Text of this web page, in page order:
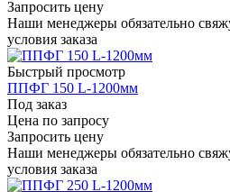
Запросить цену
Наши менеджеры обязательно
условия заказа
Быстрый просмотр
ППФГ 150 L-1200мм
Под заказ
Цена по запросу
Запросить цену
Наши менеджеры обязательно
условия заказа